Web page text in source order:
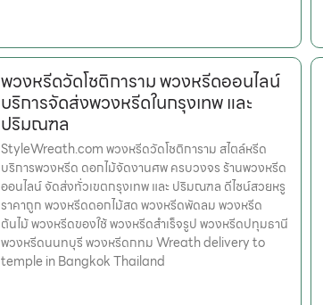
พวงหรีดวัดโชติการาม พวงหรีดออนไลน์
บริการจัดส่งพวงหรีดในกรุงเทพ และ
ปริมณฑล
StyleWreath.com พวงหรีดวัดโชติการาม สไตล์หรีด
บริการพวงหรีด ดอกไม้จัดงานศพ ครบวงจร ร้านพวงหรีด
ออนไลน์ จัดส่งทั่วเขตกรุงเทพ และ ปริมณฑล ดีไซน์สวยหรู
ราคาถูก พวงหรีดดอกไม้สด พวงหรีดพัดลม พวงหรีด
ต้นไม้ พวงหรีดของใช้ พวงหรีดสำเร็จรูป พวงหรีดปทุมธานี
พวงหรีดนนทบุรี พวงหรีดกทม Wreath delivery to
temple in Bangkok Thailand